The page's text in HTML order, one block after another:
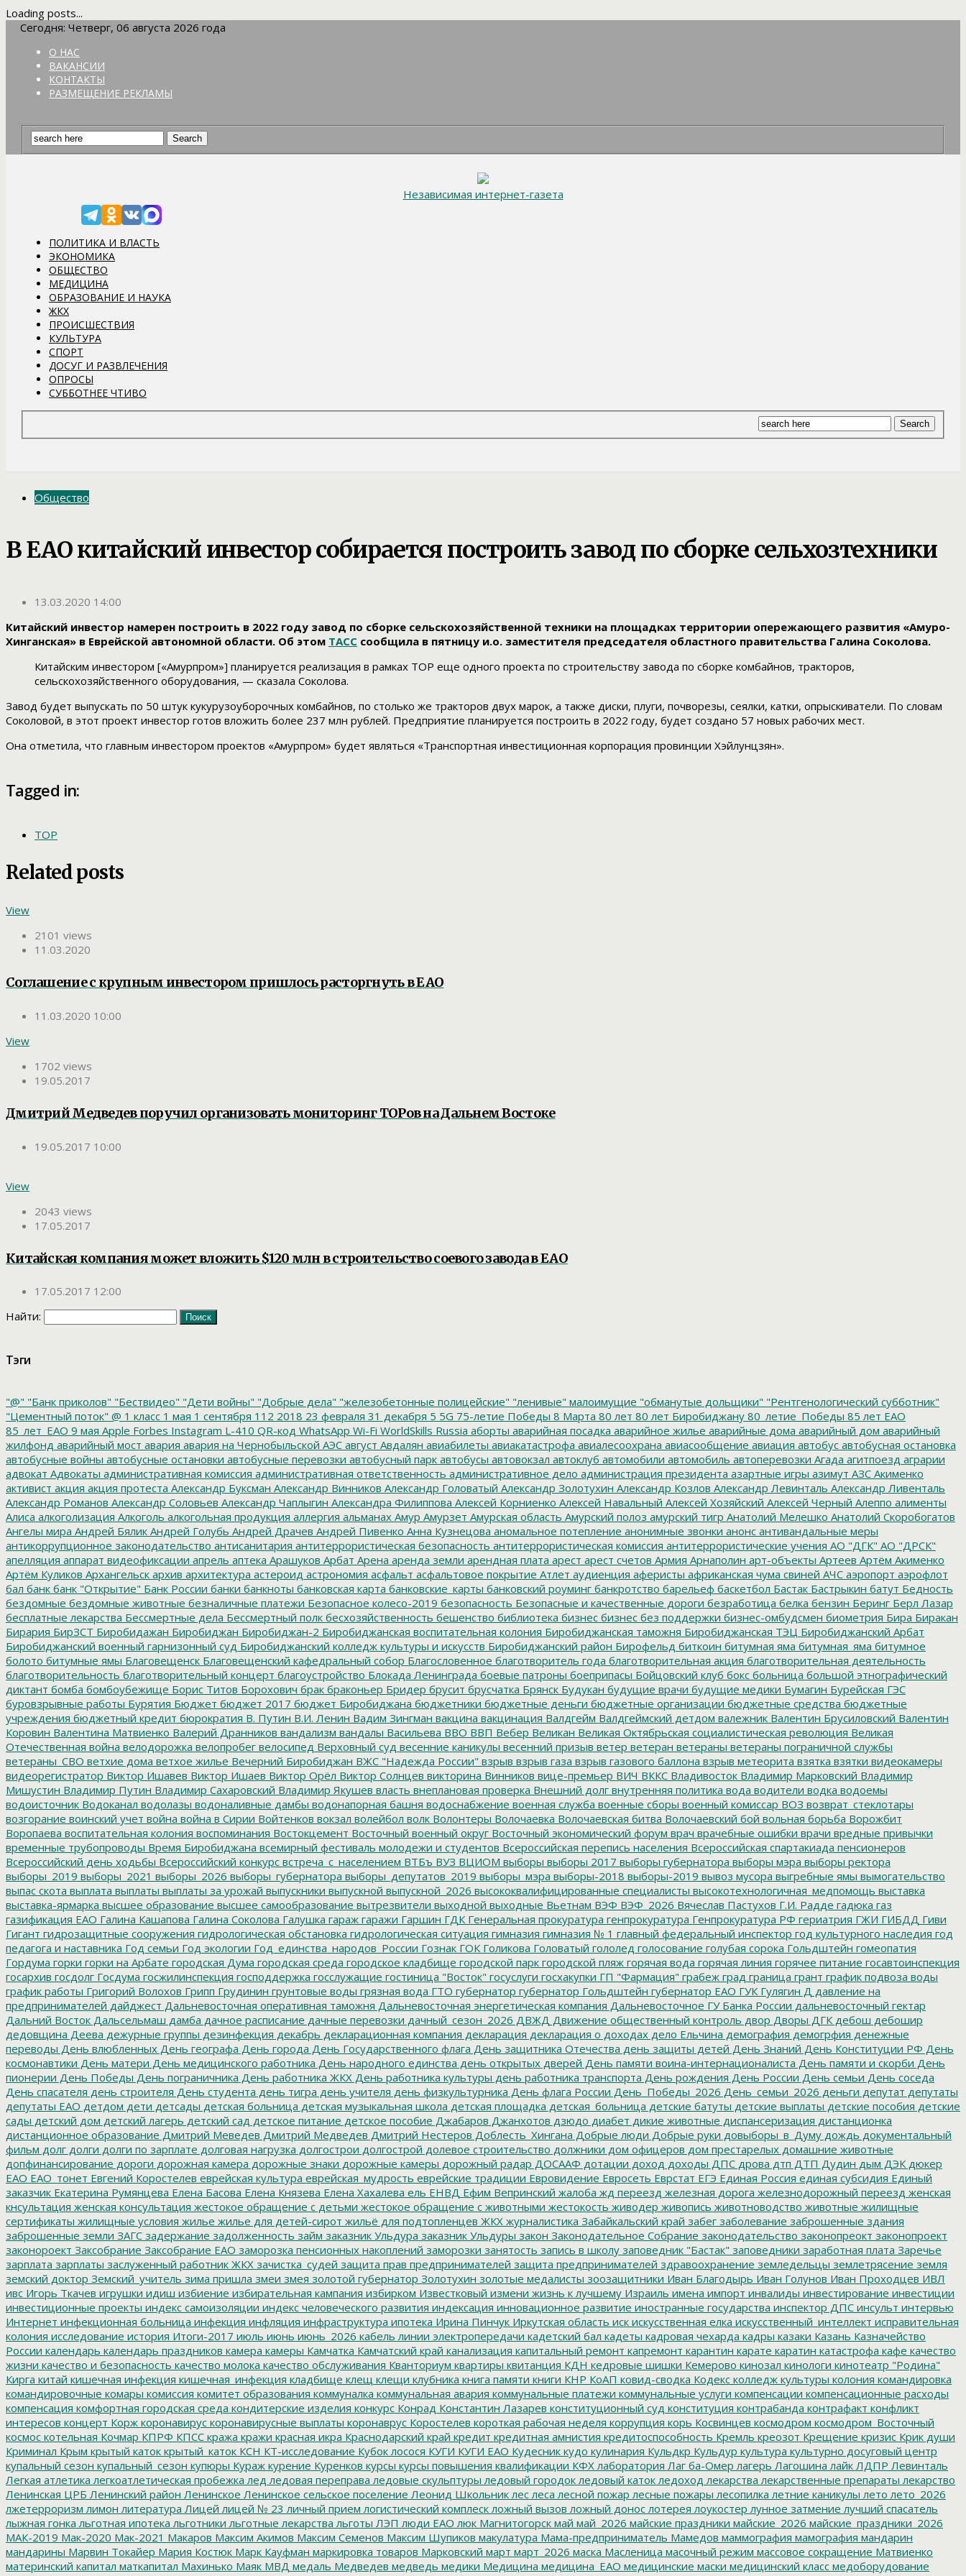
Loading posts...
Сегодня: Четверг, 06 августа 2026 года
О НАС
ВАКАНСИИ
КОНТАКТЫ
РАЗМЕЩЕНИЕ РЕКЛАМЫ
Независимая интернет-газета
ПОЛИТИКА И ВЛАСТЬ
ЭКОНОМИКА
ОБЩЕСТВО
МЕДИЦИНА
ОБРАЗОВАНИЕ И НАУКА
ЖКХ
ПРОИСШЕСТВИЯ
КУЛЬТУРА
СПОРТ
ДОСУГ И РАЗВЛЕЧЕНИЯ
ОПРОСЫ
СУББОТНЕЕ ЧТИВО
Общество
В ЕАО китайский инвестор собирается построить завод по сборке сельхозтехники
13.03.2020 14:00
Китайский инвестор намерен построить в 2022 году завод по сборке сельскохозяйственной техники на площадках территории опережающего развития «Амуро-
Хинганская» в Еврейской автономной области. Об этом ТАСС сообщила в пятницу и.о. заместителя председателя областного правительства Галина Соколова.
Китайским инвестором [«Амурпром»] планируется реализация в рамках ТОР еще одного проекта по строительству завода по сборке комбайнов, тракторов,
сельскохозяйственного оборудования, — сказала Соколова.
Завод будет выпускать по 50 штук кукурузоуборочных комбайнов, по столько же тракторов двух марок, а также диски, плуги, почворезы, сеялки, катки, опрыскиватели. По словам
Соколовой, в этот проект инвестор готов вложить более 237 млн рублей. Предприятие планируется построить в 2022 году, будет создано 57 новых рабочих мест.
Она отметила, что главным инвестором проектов «Амурпром» будет являться «Транспортная инвестиционная корпорация провинции Хэйлунцзян».
Tagged in:
ТОР
Related posts
View
2101 views
11.03.2020
Соглашение с крупным инвестором пришлось расторгнуть в ЕАО
11.03.2020 10:00
View
1702 views
19.05.2017
Дмитрий Медведев поручил организовать мониторинг ТОРов на Дальнем Востоке
19.05.2017 10:00
View
2043 views
17.05.2017
Китайская компания может вложить $120 млн в строительство соевого завода в ЕАО
17.05.2017 12:00
Найти:
Тэги
"@" "Банк приколов" "Бествидео" "Дети войны" "Добрые дела" "железобетонные полицейские" "ленивые" малоимущие "обманутые дольщики" "Рентгенологический субботник"
"Цементный поток" @ 1 класс 1 мая 1 сентября 112 2018 23 февраля 31 декабря 5 5G 75-летие Победы 8 Марта 80 лет 80 лет Биробиджану 80_летие_Победы 85 лет ЕАО
85_лет_ЕАО 9 мая Apple Forbes Instagram L-410 QR-код WhatsApp Wi-Fi WorldSkills Russia аборты аварийная посадка аварийное жилье аварийные дома аварийный дом аварийный
жилфонд аварийный мост авария авария на Чернобыльской АЭС август Авдалян авиабилеты авиакатастрофа авиалесоохрана авиасообщение авиация автобус автобусная остановка
автобусные войны автобусные остановки автобусные перевозки автобусный парк автобусы автовокзал автоклуб автомобили автомобиль автоперевозки Агада агитпоезд аграрии
адвокат Адвокаты административная комиссия административная ответственность административное дело администрация президента азартные игры азимут АЗС Акименко
активист акция акция протеста Александр Буксман Александр Винников Александр Головатый Александр Золотухин Александр Козлов Александр Левинталь Александр Ливенталь
Александр Романов Александр Соловьев Александр Чаплыгин Александра Филиппова Алексей Корниенко Алексей Навальный Алексей Хозяйский Алексей Черный Алеппо алименты
Алиса алкоголизация Алкоголь алкогольная продукция аллергия альманах Амур Амурзет Амурская область Амурский полоз амурский тигр Анатолий Мелешко Анатолий Скоробогатов
Ангелы мира Андрей Бялик Андрей Голубь Андрей Драчев Андрей Пивенко Анна Кузнецова аномальное потепление анонимные звонки анонс антивандальные меры
антикоррупционное законодательство антисанитария антитеррористическая безопасность антитеррористическая комиссия антитеррористические учения АО "ДГК" АО "ДРСК"
апелляция аппарат видеофиксации апрель аптека Арашуков Арбат Арена аренда земли арендная плата арест арест счетов Армия Арнаполин арт-объекты Артеев Артём Акименко
Артём Куликов Архангельск архив архитектура астероид астрономия асфальт асфальтовое покрытие Атлет аудиенция аферисты африканская чума свиней АЧС аэропорт аэрофлот
бал банк банк "Открытие" Банк России банки банкноты банковская карта банковские_карты банковский роуминг банкротство барельеф баскетбол Бастак Бастрыкин батут Бедность
бездомные бездомные животные безналичные платежи Безопасное колесо-2019 безопасность Безопасные и качественные дороги безработица белка бензин Беринг Берл Лазар
бесплатные лекарства Бессмертные дела Бессмертный полк бесхозяйственность бешенство библиотека бизнес бизнес без поддержки бизнес-омбудсмен биометрия Бира Биракан
Бирария БирЗСТ Биробидажан Биробиджан Биробиджан-2 Биробиджанская воспитательная колония Биробиджанская таможня Биробиджанская ТЭЦ Биробиджанский Арбат
Биробиджанский военный гарнизонный суд Биробиджанский колледж культуры и искусств Биробиджанский район Бирофельд биткоин битумная яма битумная_яма битумное
болото битумные ямы Благовещенск Благовещенский кафедральный собор Благословенное благотворитель года благотворительная акция благотворительная деятельность
благотворительность благотворительный концерт благоустройство Блокада Ленинграда боевые патроны боеприпасы Бойцовский клуб бокс больница большой этнографический
диктант бомба бомбоубежище Борис Титов Борохович брак браконьер Бридер брусит брусчатка Брянск Будукан будущие врачи будущие медики Бумагин Бурейская ГЭС
буровзрывные работы Бурятия Бюджет бюджет 2017 бюджет Биробиджана бюджетники бюджетные деньги бюджетные организации бюджетные средства бюджетные
учреждения бюджетный кредит бюрократия В. Путин В.И. Ленин Вадим Зингман вакцина вакцинация Валдгейм Валдгеймский детдом валежник Валентин Брусиловский Валентин
Коровин Валентина Матвиенко Валерий Дранников вандализм вандалы Васильева ВВО ВВП Вебер Великан Великая Октябрьская социалистическая революция Великая
Отечественная война велодорожка велопробег велосипед Верховный суд весенние каникулы весенний призыв ветер ветеран ветераны ветераны пограничной службы
ветераны_СВО ветхие дома ветхое жилье Вечерний Биробиджан ВЖС "Надежда России" взрыв взрыв газа взрыв газового баллона взрыв метеорита взятка взятки видеокамеры
видеорегистратор Виктор Ишавев Виктор Ишаев Виктор Орёл Виктор Солнцев викторина Винников вице-премьер ВИЧ ВККС Владивосток Владимир Марковский Владимир
Мишустин Владимир Путин Владимир Сахаровский Владимир Якушев власть внеплановая проверка Внешний долг внутренняя политика вода водители водка водоемы
водоисточник Водоканал водолазы водоналивные дамбы водонапорная башня водоснабжение военная служба военные сборы военный комиссар ВОЗ возврат_стеклотары
возгорание воинский учет война война в Сирии Войтенков вокзал волейбол волк Волонтеры Волочаевка Волочаевская битва Волочаевский бой вольная борьба Ворожбит
Воропаева воспитательная колония воспоминания Востокцемент Восточный военный округ Восточный экономический форум врач врачебные ошибки врачи вредные привычки
временные трубопроводы Время Биробиджана всемирный фестиваль молодежи и студентов Всероссийская перепись населения Всероссийская спартакиада пенсионеров
Всероссийский день ходьбы Всероссийский конкурс встреча_с_населением ВТБъ ВУЗ ВЦИОМ выборы выборы 2017 выборы губернатора выборы мэра выборы ректора
выборы_2019 выборы_2021 выборы_2026 выборы_губернатора выборы_депутатов_2019 выборы_мэра выборы-2018 выборы-2019 вывоз мусора выгребные ямы вымогательство
выпас скота выплата выплаты выплаты за урожай выпускники выпускной выпускной_2026 высококвалифицированные специалисты высокотехнологичная_медпомощь выставка
выставка-ярмарка высшее образование высшее самообразование вытрезвители выходной выходные Вьетнам ВЭФ ВЭФ_2026 Вячеслав Пастухов Г.И. Радде гадюка газ
газификация ЕАО Галина Кашапова Галина Соколова Галушка гараж гаражи Гаршин ГДК Генеральная прокуратура генпрокуратура Генпрокуратура РФ гериатрия ГЖИ ГИБДД Гиви
Гигант гидрозащитные сооружения гидрологическая обстановка гидрологическая ситуация гимназия гимназия № 1 главный федеральный инспектор год культурного наследия год
педагога и наставника Год семьи Год экологии Год_единства_народов_России Гознак ГОК Голикова Головатый гололед голосование голубая сорока Гольдштейн гомеопатия
Гордума горки горки на Арбате городская Дума городская среда городское кладбище городской парк городской пляж горячая вода горячая линия горячее питание госавтоинспекция
госархив госдолг Госдума госжилинспекция господдержка госслужащие гостиница "Восток" госуслуги госхакупки ГП "Фармация" грабеж град граница грант график подвоза воды
график работы Григорий Волохов Грипп Грудинин грунтовые воды грязная вода ГТО губернатор губернатор Гольдштейн губернатор ЕАО ГУК Гулягин Д давление на
предпринимателей дайджест Дальневосточная оперативная таможня Дальневосточная энергетическая компания Дальневосточное ГУ Банка России дальневосточный гектар
Дальний Восток Дальсельмаш дамба дачное расписание дачные перевозки дачный_сезон_2026 ДВЖД Движение общественный контроль двор Дворы ДГК дебош дебошир
дедовщина Деева дежурные группы дезинфекция декабрь декларационная компания декларация декларация о доходах дело Ельчина демография демогрфия денежные
переводы День влюбленных День географа День города День Государственного флага День защитника Отечества день защиты детей День Знаний День Конституции РФ День
космонавтики День матери День медицинского работника День народного единства день открытых дверей День памяти воина-интернационалиста День памяти и скорби День
пионерии День Победы День пограничника День работника ЖКХ День работника культуры день работника транспорта День рождения День России День семьи День соседа
День спасателя день строителя День студента день тигра день учителя день физкультурника День флага России День_Победы_2026 День_семьи_2026 деньги депутат депутаты
депутаты ЕАО детдом дети детсады детская больница детская музыкальная школа детская площадка детская_больница детские батуты детские выплаты детские пособия детские
сады детский дом детский лагерь детский сад детское питание детское пособие Джабаров Джанхотов дзюдо диабет дикие животные диспансеризация дистанционка
дистанционное образование Дмитрий Меведев Дмитрий Медведев Дмитрий Нестеров Доблесть_Хингана Добрые люди Добрые руки довыборы_в_Думу дождь документальный
фильм долг долги долги по зарплате долговая нагрузка долгострои долгострой долевое строительство должники дом офицеров дом престарелых домашние животные
допфинансирование дороги дорожная камера дорожные знаки дорожные камеры дорожный радар ДОСААФ дотации доход доходы ДПС дрова дтп ДТП Дудин дым ДЭК дюкер
ЕАО ЕАО_тонет Евгений Коростелев еврейская культура еврейская_мудрость еврейские традиции Евровидение Евросеть Еврстат ЕГЭ Единая Россия единая субсидия Единый
заказчик Екатерина Румянцева Елена Басова Елена Князева Елена Хахалева ель ЕНВД Ефим Вепринский жалоба жд переезд железная дорога железнодорожный переезд женская
кнсультация женская консультация жестокое обращение с детьми жестокое обращение с животными жестокость живодер живопись животноводство животные жилищные
сертификаты жилищные условия жилье жилье для детей-сирот жильё для подтопленцев ЖКХ журналистика Забайкальский край забег заболевание заброшенные здания
заброшенные земли ЗАГС задержание задолженность займ заказник Ульдура заказник Ульдуры закон Законодательное Собрание законодательство законопреокт законопроект
законороект Заксобрание Заксобрание ЕАО заморозка пенсионных накоплений заморозки занятость запись в школу заповедник "Бастак" заповедники заработная плата Заречье
зарплата зарплаты заслуженный работник ЖКХ зачистка_судей защита прав предпринимателей защита предпринимателей здравоохранение земледельцы землетрясение земля
земский доктор Земский_учитель зима пришла змеи змея золотой губернатор Золотухин золотые медалисты зоозащитники Иван Благодырь Иван Голунов Иван Проходцев ИВЛ
ивс Игорь Ткачев игрушки идиш избиение избирательная кампания избирком Известковый измени жизнь к лучшему Израиль имена импорт инвалиды инвестирование инвестиции
инвестиционные проекты индекс самоизоляции индекс человеческого развития индексация инновационное развитие иностранные государства инспектор ДПС инсульт интервью
Интернет инфекционная больница инфекция инфляция инфраструктура ипотека Ирина Пинчук Иркутская область иск искусственная елка искусственный_интеллект исправительная
колония исследование история Итоги-2017 июль июнь июнь_2026 кабель линии электропередачи кадетский бал кадеты кадровая чехарда кадры казаки Казань Казначейство
России календарь календарь праздников камера камеры Камчатка Камчатский край канализация капитальный ремонт капремонт карантин карате каратин катастрофа кафе качество
жизни качество и безопасность качество молока качество обслуживания Кванториум квартиры квитанция КДН кедровые шишки Кемерово кинозал кинологи кинотеатр "Родина"
Кирга китай кишечная инфекция кишечная_инфекция кладбище клещ клещи клубника книга памяти книги КНР КоАП ковид-сводка Кодекс колледж культуры колония командировка
командировочные комары комиссия комитет образования коммуналка коммунальная авария коммунальные платежи коммунальные услуги компенсации компенсационные расходы
компенсация комфортная городская среда кондитерские изделия конкурс Конрад Константин Лазарев конституционный суд конституция контрабанда контрафакт конфликт
интересов концерт Корж коронавирус коронавирусные выплаты коронаврус Коростелев короткая рабочая неделя коррупция корь Косвинцев космодром космодром_Восточный
космос котельная Кочмар КПРФ КПСС кража кражи красная икра Краснодарский край кредит кредитная амнистия кредитоспособность Кремль креозот Крещение кризис Крик души
Криминал Крым крытый каток крытый_каток КСН КТ-исследование Кубок лосося КУГИ КУГИ ЕАО Кудесник кудо кулинария Кульдкр Кульдур культура культурно досуговый центр
купальный сезон купальный_сезон купюры Кураж курение Куренков курсы курсы повышения квалификации КФХ лаборатория Лаг ба-Омер лагерь Лагошина лайк ЛДПР Левинталь
Легкая атлетика легкоатлетическая пробежка лед ледовая переправа ледовые скульптуры ледовый городок ледовый каток ледоход лекарства лекарственные препараты лекарство
Ленинская ЦРБ Ленинский район Ленинское Ленинское сельское поселение Леонид Школьник лес леса лесной пожар лесные пожары лесопилка летние каникулы лето лето_2026
лжетерроризм лимон литература Лицей лицей № 23 личный прием логистический комплеск ложный вызов ложный донос лотерея лоукостер лунное затмение лучший спасатель
лыжная гонка льготная ипотека льготники льготные лекарства льготы ЛЭП люди ЕАО люк Магнитогорск май май_2026 майские праздники майские_2026 майские_праздники_2026
МАК-2019 Мак-2020 Мак-2021 Макаров Максим Акимов Максим Семенов Максим Шупиков макулатура Мама-предприниматель Мамедов маммография мамография мандарин
мандарины Марвин Токайер Мария Костюк Марк Кауфман маркировка товаров Марковский март март_2026 маска Масленица масочный режим массовое сокращение Матвиенко
материнский капитал маткапитал Махинько Маяк МВД медаль Медведев медведь медики Медицина медицина_ЕАО медицинские маски медицинский класс медоборудование